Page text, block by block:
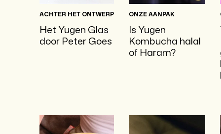
ACHTER HET ONTWERP
Het Yugen Glas
door Peter Goes
ONZE AANPAK
Is Yugen
Kombucha halal
of Haram?